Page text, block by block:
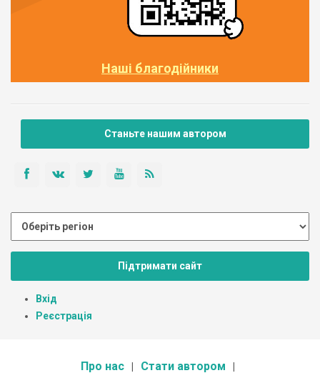
Наші благодійники
Станьте нашим автором
Підтримати сайт
Вхід
Реєстрація
Про нас Стати автором